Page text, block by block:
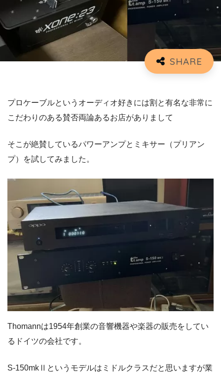
プロケーブルというオーディオ好きには割と有名な非常に
こだわりのある賛否両論あるお店がありまして
そこが絶賛しているパワーアンプとミキサー（プリアン
プ）を試してみました。
Thomannは1954年創業の音響機器や楽器の販売をしてい
るドイツの会社です。
S-150mkⅡというモデルはミドルクラスだと思いますが業